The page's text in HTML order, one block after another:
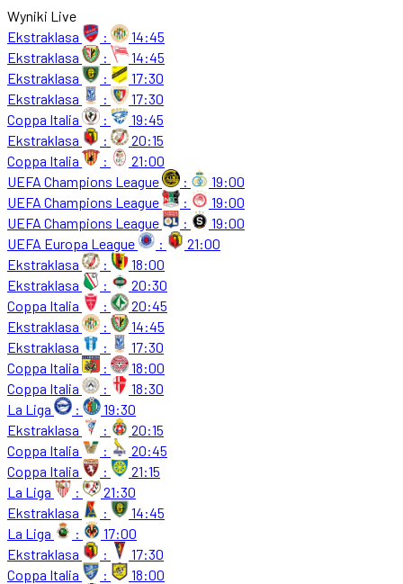
Wyniki Live
Ekstraklasa
:
14:45
Ekstraklasa
:
14:45
Ekstraklasa
:
17:30
Ekstraklasa
:
17:30
Coppa Italia
:
19:45
Ekstraklasa
:
20:15
Coppa Italia
:
21:00
UEFA Champions League
:
19:00
UEFA Champions League
:
19:00
UEFA Champions League
:
19:00
UEFA Europa League
:
21:00
Ekstraklasa
:
18:00
Ekstraklasa
:
20:30
Coppa Italia
:
20:45
Ekstraklasa
:
14:45
Ekstraklasa
:
17:30
Coppa Italia
:
18:00
Coppa Italia
:
18:30
La Liga
:
19:30
Ekstraklasa
:
20:15
Coppa Italia
:
20:45
Coppa Italia
:
21:15
La Liga
:
21:30
Ekstraklasa
:
14:45
La Liga
:
17:00
Ekstraklasa
:
17:30
Coppa Italia
:
18:00